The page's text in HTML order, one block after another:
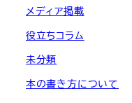
メディア掲載
役立ちコラム
未分類
本の書き方について